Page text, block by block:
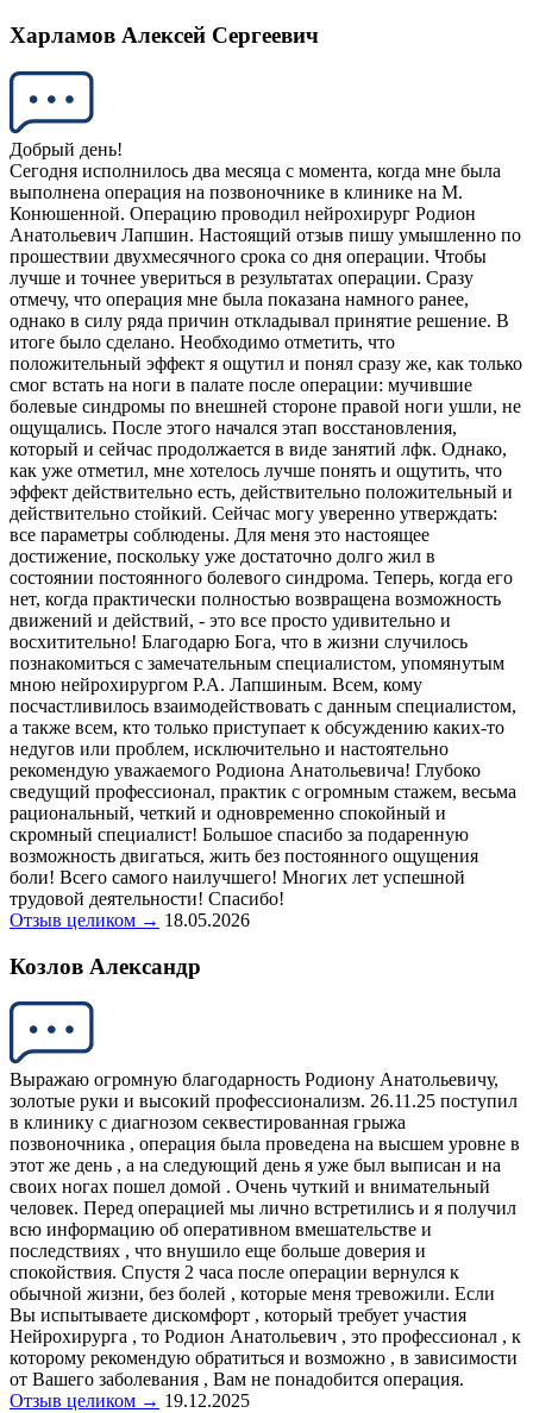
Харламов Алексей Сергеевич
Добрый день!
Сегодня исполнилось два месяца с момента, когда мне была
выполнена операция на позвоночнике в клинике на М.
Конюшенной. Операцию проводил нейрохирург Родион
Анатольевич Лапшин. Настоящий отзыв пишу умышленно по
прошествии двухмесячного срока со дня операции. Чтобы
лучше и точнее увериться в результатах операции. Сразу
отмечу, что операция мне была показана намного ранее,
однако в силу ряда причин откладывал принятие решение. В
итоге было сделано. Необходимо отметить, что
положительный эффект я ощутил и понял сразу же, как только
смог встать на ноги в палате после операции: мучившие
болевые синдромы по внешней стороне правой ноги ушли, не
ощущались. После этого начался этап восстановления,
который и сейчас продолжается в виде занятий лфк. Однако,
как уже отметил, мне хотелось лучше понять и ощутить, что
эффект действительно есть, действительно положительный и
действительно стойкий. Сейчас могу уверенно утверждать:
все параметры соблюдены. Для меня это настоящее
достижение, поскольку уже достаточно долго жил в
состоянии постоянного болевого синдрома. Теперь, когда его
нет, когда практически полностью возвращена возможность
движений и действий, - это все просто удивительно и
восхитительно! Благодарю Бога, что в жизни случилось
познакомиться с замечательным специалистом, упомянутым
мною нейрохирургом Р.А. Лапшиным. Всем, кому
посчастливилось взаимодействовать с данным специалистом,
а также всем, кто только приступает к обсуждению каких-то
недугов или проблем, исключительно и настоятельно
рекомендую уважаемого Родиона Анатольевича! Глубоко
сведущий профессионал, практик с огромным стажем, весьма
рациональный, четкий и одновременно спокойный и
скромный специалист! Большое спасибо за подаренную
возможность двигаться, жить без постоянного ощущения
боли! Всего самого наилучшего! Многих лет успешной
трудовой деятельности! Спасибо!
Отзыв целиком → 18.05.2026
Козлов Александр
Выражаю огромную благодарность Родиону Анатольевичу,
золотые руки и высокий профессионализм. 26.11.25 поступил
в клинику с диагнозом секвестированная грыжа
позвоночника , операция была проведена на высшем уровне в
этот же день , а на следующий день я уже был выписан и на
своих ногах пошел домой . Очень чуткий и внимательный
человек. Перед операцией мы лично встретились и я получил
всю информацию об оперативном вмешательстве и
последствиях , что внушило еще больше доверия и
спокойствия. Спустя 2 часа после операции вернулся к
обычной жизни, без болей , которые меня тревожили. Если
Вы испытываете дискомфорт , который требует участия
Нейрохирурга , то Родион Анатольевич , это профессионал , к
которому рекомендую обратиться и возможно , в зависимости
от Вашего заболевания , Вам не понадобится операция.
Отзыв целиком → 19.12.2025